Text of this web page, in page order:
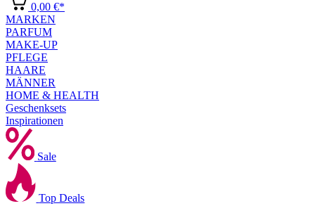
0,00 €*
MARKEN
PARFUM
MAKE-UP
PFLEGE
HAARE
MÄNNER
HOME & HEALTH
Geschenksets
Inspirationen
Sale
Top Deals